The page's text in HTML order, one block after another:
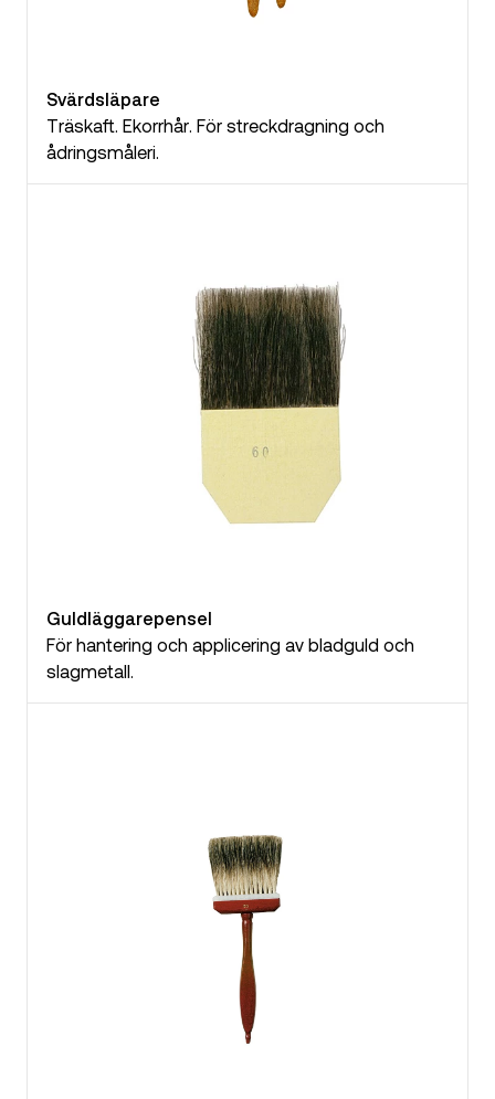
Svärdsläpare
Träskaft. Ekorrhår. För streckdragning och
ådringsmåleri.
Guldläggarepensel
För hantering och applicering av bladguld och
slagmetall.